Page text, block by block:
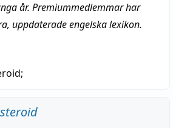
år. Premiummedlemmar har
uppdaterade engelska lexikon.
;
steroid